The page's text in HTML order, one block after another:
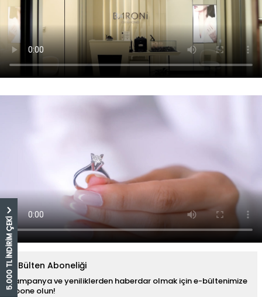
5.000 TL İNDİRİM ÇEKİE-Bülten Aboneliği
Kampanya ve yeniliklerden haberdar olmak için e-bültenimize
abone olun!